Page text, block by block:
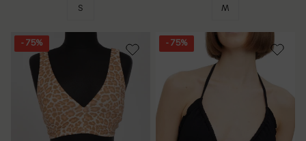
S M
- 75% - 75%